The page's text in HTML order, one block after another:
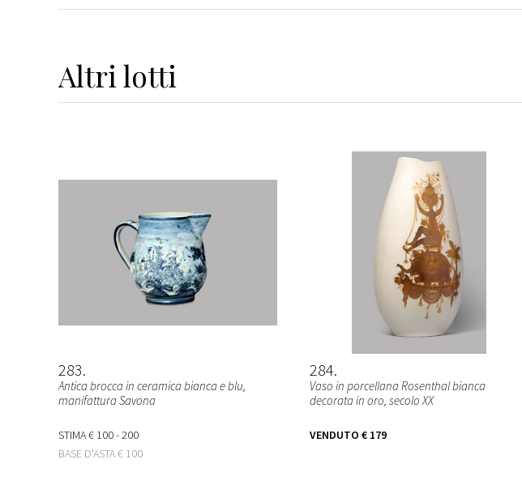
Altri lotti
283
Antica brocca in ceramica bianca e blu,
manifattura Savona
STIMA€ 100 - 200
BASE D'ASTA€ 100
284
Vaso in porcellana Rosenthal bianca
decorata in oro, secolo XX
VENDUTO € 179